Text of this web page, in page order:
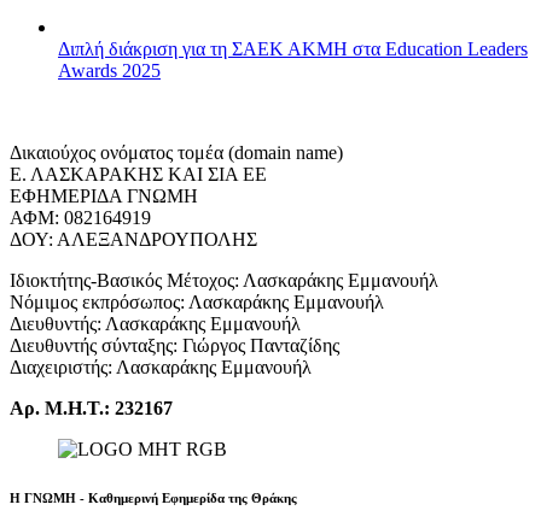
Διπλή διάκριση για τη ΣΑΕΚ ΑΚΜΗ στα Education Leaders
Awards 2025
Δικαιούχος ονόματος τομέα (domain name)
Ε. ΛΑΣΚΑΡΑΚΗΣ ΚΑΙ ΣΙΑ ΕΕ
ΕΦΗΜΕΡΙΔΑ ΓΝΩΜΗ
ΑΦΜ: 082164919
ΔΟΥ: ΑΛΕΞΑΝΔΡΟΥΠΟΛΗΣ
Ιδιοκτήτης-Βασικός Μέτοχος: Λασκαράκης Εμμανουήλ
Νόμιμος εκπρόσωπος: Λασκαράκης Εμμανουήλ
Διευθυντής: Λασκαράκης Εμμανουήλ
Διευθυντής σύνταξης: Γιώργος Πανταζίδης
Διαχειριστής: Λασκαράκης Εμμανουήλ
Αρ. Μ.Η.Τ.: 232167
Η ΓΝΩΜΗ - Καθημερινή Εφημερίδα της Θράκης